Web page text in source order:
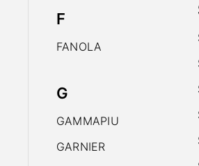
F
FANOLA
G
GAMMAPIU
GARNIER